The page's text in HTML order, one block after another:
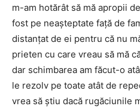
m-am hotărât să mă apropii
fost pe neaşteptate faţă de
distanţat de ei pentru că nu
prieten cu care vreau să mă
dar schimbarea am făcut-o
le rezolv pe toate atât de
vrea să ştiu dacă rugăciunile